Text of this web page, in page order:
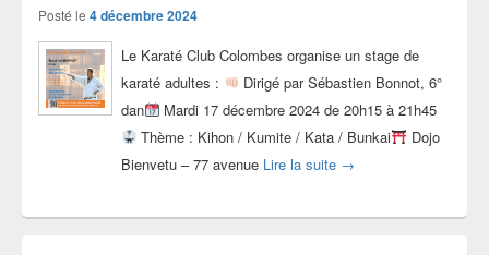
Posté le 4 décembre 2024
Le Karaté Club Colombes organise un stage de
karaté adultes :
Dirigé par Sébastien Bonnot, 6°
dan
Mardi 17 décembre 2024 de 20h15 à 21h45
Thème : Kihon / Kumite / Kata / Bunkai
Dojo
Bienvetu – 77 avenue Lire la suite Stage avec Sébastien
→